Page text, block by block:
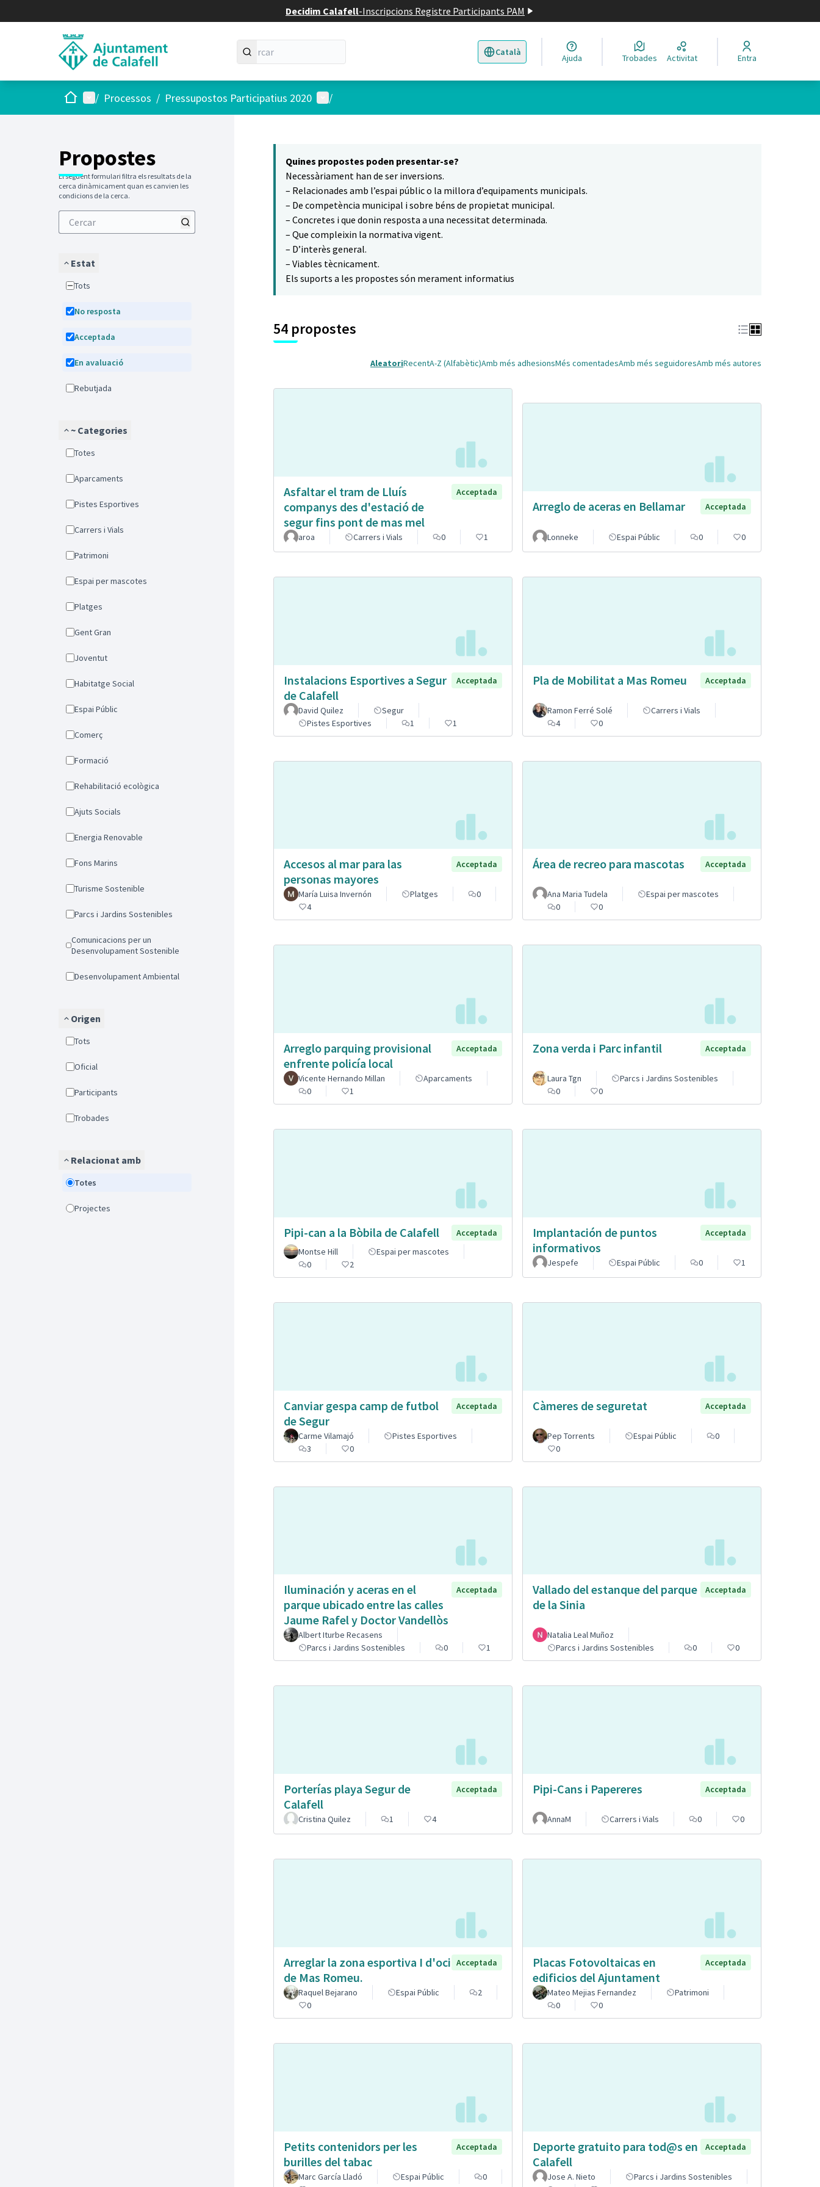
Decidim Calafell-Inscripcions Registre Participants PAM
Català
Triar la llengua Elegir el idioma
Ajuda Trobades Activitat Entra
Inici Menú principal
/ Processos / Pressupostos Participatius 2020 Menú d'usuari
/
Propostes
El següent formulari filtra els resultats de la
cerca dinàmicament quan es canvien les
condicions de la cerca.
Estat
Tots
No resposta
Acceptada
En avaluació
Rebutjada
~ Categories
Totes
Aparcaments
Pistes Esportives
Carrers i Vials
Patrimoni
Espai per mascotes
Platges
Gent Gran
Joventut
Habitatge Social
Espai Públic
Comerç
Formació
Rehabilitació ecològica
Ajuts Socials
Energia Renovable
Fons Marins
Turisme Sostenible
Parcs i Jardins Sostenibles
Comunicacions per un
Desenvolupament Sostenible
Desenvolupament Ambiental
Origen
Tots
Oficial
Participants
Trobades
Relacionat amb
Totes
Projectes
Quines propostes poden presentar-se?
Necessàriament han de ser inversions.
– Relacionades amb l’espai públic o la millora d’equipaments municipals.
– De competència municipal i sobre béns de propietat municipal.
– Concretes i que donin resposta a una necessitat determinada.
– Que compleixin la normativa vigent.
– D’interès general.
– Viables tècnicament.
Els suports a les propostes són merament informatius
54 propostes
AleatoriRecentA-Z (Alfabètic)Amb més adhesionsMés comentadesAmb més seguidoresAmb més autores
Asfaltar el tram de Lluís
companys des d'estació de
segur fins pont de mas mel
Acceptada
aroa Carrers i Vials 0 1
Arreglo de aceras en Bellamar Acceptada
Lonneke Espai Públic 0 0
Instalacions Esportives a Segur
de Calafell
Acceptada
David Quilez
Segur
Pistes Esportives
1 1
Pla de Mobilitat a Mas Romeu Acceptada
Ramon Ferré Solé
Carrers i Vials
4
0
Accesos al mar para las
personas mayores
Acceptada
María Luisa Invernón Platges
0
4
Área de recreo para mascotas Acceptada
Ana Maria Tudela
Espai per mascotes
0
0
Arreglo parquing provisional
enfrente policía local
Acceptada
Vicente Hernando Millan
Aparcaments
0
1
Zona verda i Parc infantil Acceptada
Laura Tgn
Parcs i Jardins Sostenibles
0
0
Pipi-can a la Bòbila de Calafell
Acceptada
Montse Hill
Espai per mascotes
0
2
Implantación de puntos
informativos
Acceptada
Jespefe Espai Públic 0 1
Canviar gespa camp de futbol
de Segur
Acceptada
Carme Vilamajó
Pistes Esportives
3
0
Càmeres de seguretat Acceptada
Pep Torrents Espai Públic
0
0
Iluminación y aceras en el
parque ubicado entre las calles
Jaume Rafel y Doctor Vandellòs
Acceptada
Albert Iturbe Recasens
Parcs i Jardins Sostenibles
0 1
Vallado del estanque del parque
de la Sinia
Acceptada
Natalia Leal Muñoz
Parcs i Jardins Sostenibles
0 0
Porterías playa Segur de
Calafell
Acceptada
Cristina Quilez 1 4
Pipi-Cans i Papereres Acceptada
AnnaM Carrers i Vials 0 0
Arreglar la zona esportiva I d'oci
de Mas Romeu.
Acceptada
Raquel Bejarano Espai Públic
2
0
Placas Fotovoltaicas en
edificios del Ajuntament
Acceptada
Mateo Mejias Fernandez
Patrimoni
0
0
Petits contenidors per les
burilles del tabac
Acceptada
Marc García Lladó Espai Públic
0
Deporte gratuito para tod@s en
Calafell
Acceptada
Jose A. Nieto
Parcs i Jardins Sostenibles